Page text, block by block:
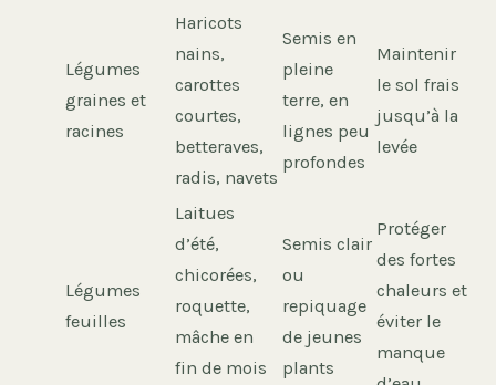
Légumes
graines et
racines
Haricots
nains,
carottes
courtes,
betteraves,
radis, navets
Semis en
pleine
terre, en
lignes peu
profondes
Maintenir
le sol frais
jusqu’à la
levée
Légumes
feuilles
Laitues
d’été,
chicorées,
roquette,
mâche en
fin de mois
Semis clair
ou
repiquage
de jeunes
plants
Protéger
des fortes
chaleurs et
éviter le
manque